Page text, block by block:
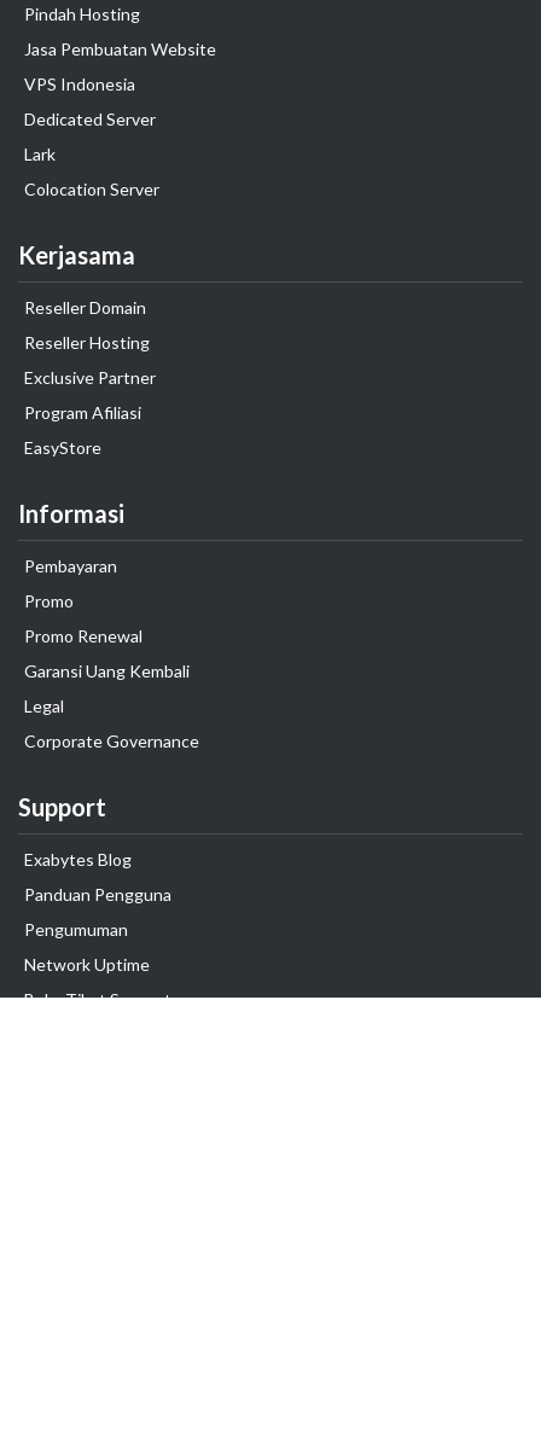
Pindah Hosting
Jasa Pembuatan Website
VPS Indonesia
Dedicated Server
Lark
Colocation Server
Kerjasama
Reseller Domain
Reseller Hosting
Exclusive Partner
Program Afiliasi
EasyStore
Informasi
Pembayaran
Promo
Promo Renewal
Garansi Uang Kembali
Legal
Corporate Governance
Support
Exabytes Blog
Panduan Pengguna
Pengumuman
Network Uptime
Buka Tiket Support